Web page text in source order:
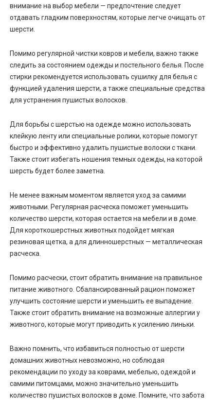
внимание на выбор мебели — предпочтение следует
отдавать гладким поверхностям, которые легче очищать от
шерсти.
Помимо регулярной чистки ковров и мебели, важно также
следить за состоянием одежды и постельного белья. После
стирки рекомендуется использовать сушилку для белья с
функцией удаления шерсти, а также специальные средства
для устранения пушистых волосков.
Для борьбы с шерстью на одежде можно использовать
клейкую ленту или специальные ролики, которые помогут
быстро и эффективно удалить пушистые волоски с ткани.
Также стоит избегать ношения темных одежды, на которой
шерсть будет более заметна.
Не менее важным моментом является уход за самими
животными. Регулярная расческа поможет уменьшить
количество шерсти, которая остается на мебели и в доме.
Для короткошерстных животных подойдет мягкая
резиновая щетка, а для длинношерстных — металлическая
расческа.
Помимо расчески, стоит обратить внимание на правильное
питание животного. Сбалансированный рацион поможет
улучшить состояние шерсти и уменьшить ее выпадение.
Также стоит обратить внимание на возможные аллергии у
животного, которые могут приводить к усилению линьки.
Важно помнить, что избавиться полностью от шерсти
домашних животных невозможно, но соблюдая
рекомендации по уходу за коврами, мебелью, одеждой и
самими питомцами, можно значительно уменьшить
количество пушистых волосков в доме. Помните, что забота